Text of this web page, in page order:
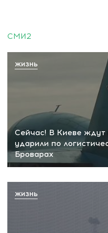
СМИ2
Сейчас! В Киеве ждут
ударили по
Броварах
ЖИЗНЬ
ЖИЗНЬ